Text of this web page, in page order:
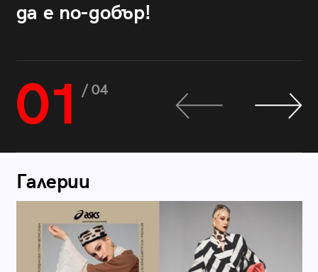
да е по-добър!
01 / 04
Галерии